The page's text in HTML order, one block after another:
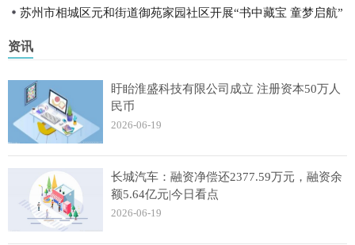
苏州市相城区元和街道御苑家园社区开展“书中藏宝 童梦启航”
资讯
盱眙淮盛科技有限公司成立 注册资本50万人
民币
2026-06-19
长城汽车：融资净偿还2377.59万元，融资余
额5.64亿元|今日看点
2026-06-19